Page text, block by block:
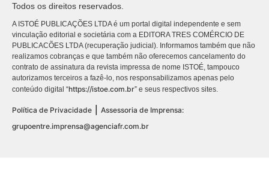
Todos os direitos reservados.
A ISTOÉ PUBLICAÇÕES LTDA é um portal digital independente e sem
vinculação editorial e societária com a EDITORA TRES COMÉRCIO DE
PUBLICACÕES LTDA (recuperação judicial). Informamos também que não
realizamos cobranças e que também não oferecemos cancelamento do
contrato de assinatura da revista impressa de nome ISTOÉ, tampouco
autorizamos terceiros a fazê-lo, nos responsabilizamos apenas pelo
conteúdo digital “https://istoe.com.br” e seus respectivos sites.
Política de Privacidade
Assessoria de Imprensa:
grupoentre.imprensa@agenciafr.com.br